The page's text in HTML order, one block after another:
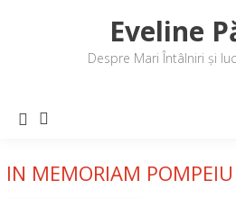
Eveline
Despre Mari Întâlniri și
IN MEMORIAM